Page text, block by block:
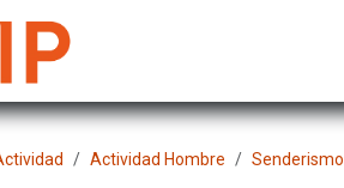
Actividad Hombre Senderismo